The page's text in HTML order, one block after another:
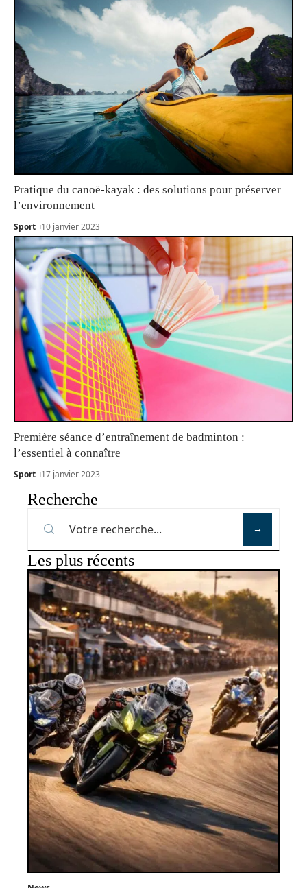
Pratique du canoë-kayak : des solutions pour préserver
l’environnement
Sport 10 janvier 2023
Première séance d’entraînement de badminton :
l’essentiel à connaître
Sport 17 janvier 2023
Recherche
Les plus récents